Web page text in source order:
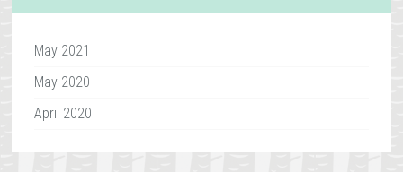
May 2021
May 2020
April 2020